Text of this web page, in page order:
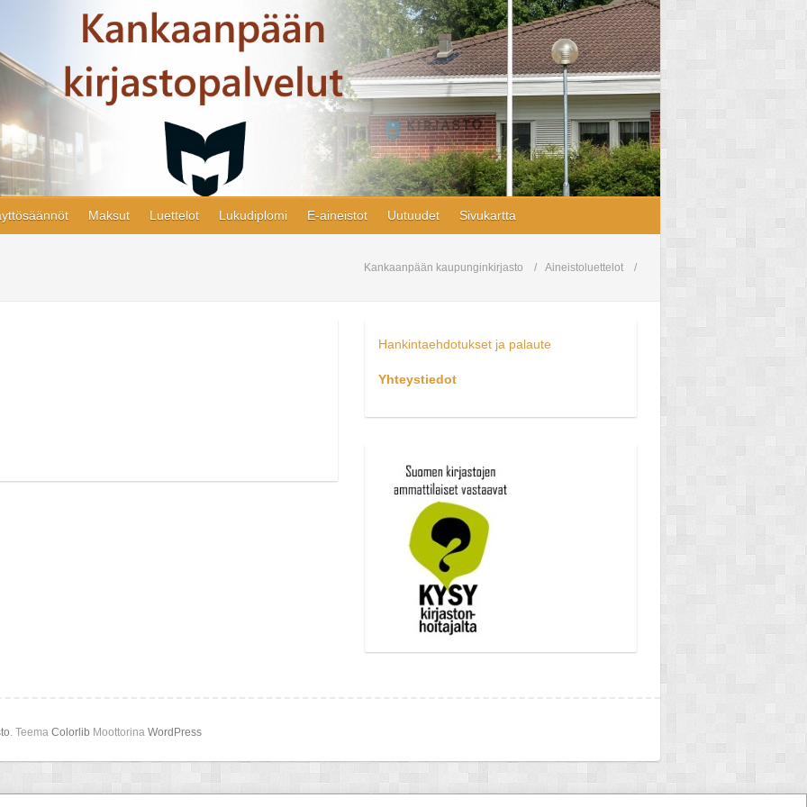
Maksut Luettelot Lukudiplomi E-aineistot Uutuudet Sivukartta
Kankaanpään kaupunginkirjasto Aineistoluettelot
Hankintaehdotukset ja palaute
Yhteystiedot
. Teema Colorlib Moottorina WordPress